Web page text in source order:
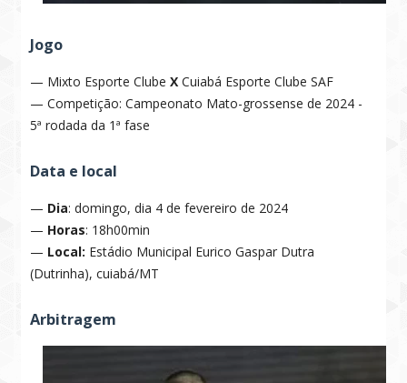
Jogo
— Mixto Esporte ClubeX Cuiabá Esporte Clube SAF
— Competição: Campeonato Mato-grossense de 2024 -
5ª rodada da 1ª fase
Data e local
— Dia: domingo, dia 4 de fevereiro de 2024
— Horas: 18h00min
— Local: Estádio Municipal Eurico Gaspar Dutra
(Dutrinha), cuiabá/MT
Arbitragem